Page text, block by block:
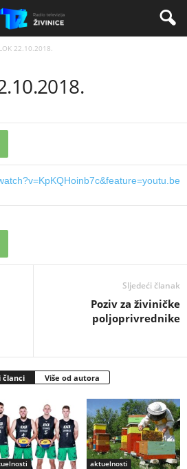
22.10.2018.
Sljedeći članak
Poziv za živiničke
poljoprivrednike
članci Više od autora
aktuelnosti